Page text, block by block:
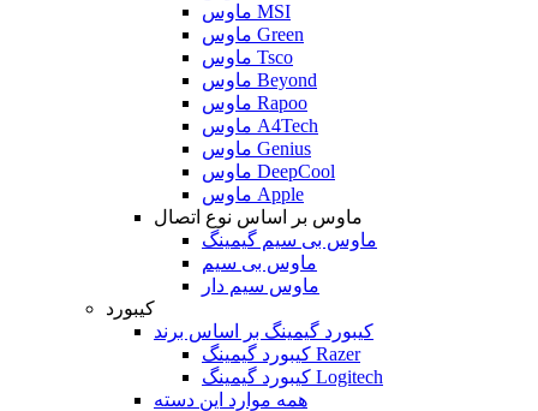
ماوس MSI
ماوس Green
ماوس Tsco
ماوس Beyond
ماوس Rapoo
ماوس A4Tech
ماوس Genius
ماوس DeepCool
ماوس Apple
ماوس بر اساس نوع اتصال
ماوس بی سیم گیمینگ
ماوس بی سیم
ماوس سیم دار
کیبورد
کیبورد گیمینگ بر اساس برند
کیبورد گیمینگ Razer
کیبورد گیمینگ Logitech
همه موارد این دسته